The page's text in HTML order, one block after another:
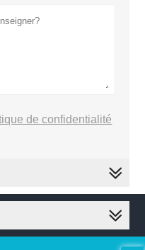
de confidentialité